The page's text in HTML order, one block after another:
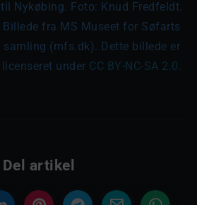
til Nykøbing. Foto: Knud Fredfeldt.
Billede fra MS Museet for Søfarts
samling (mfs.dk). Dette billede er
licenseret under CC BY-NC-SA 2.0.
Del artikel